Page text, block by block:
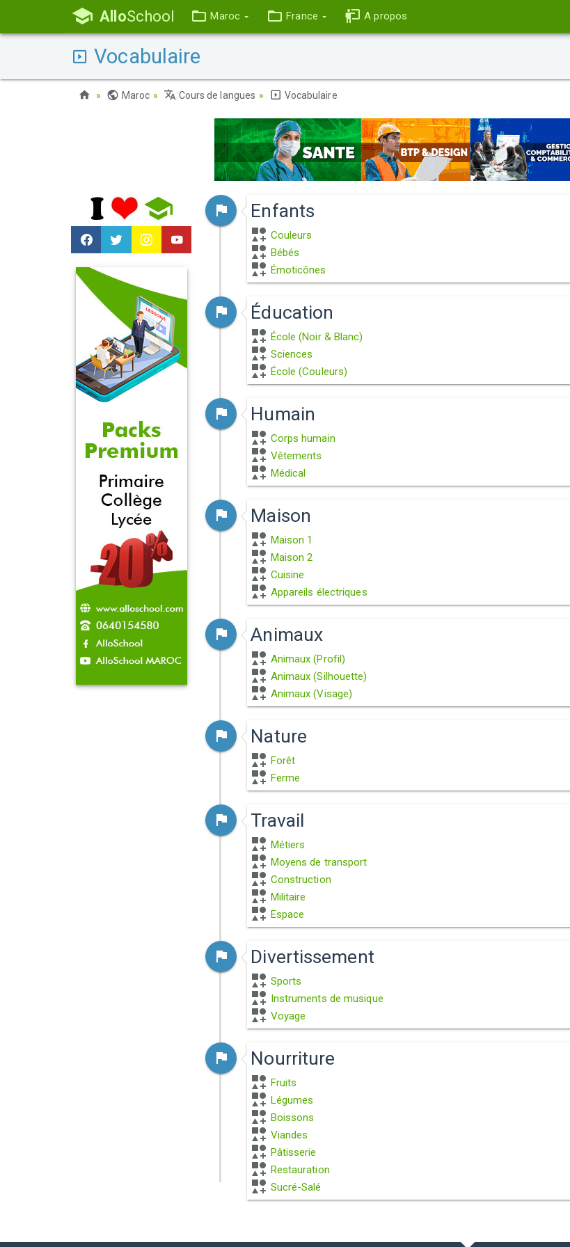
AlloSchool Maroc France A propos
Vocabulaire
Maroc Cours de langues Vocabulaire
Enfants
Couleurs
Bébés
Émoticônes
Éducation
École (Noir & Blanc)
Sciences
École (Couleurs)
Humain
Corps humain
Vêtements
Médical
Maison
Maison 1
Maison 2
Cuisine
Appareils électriques
Animaux
Animaux (Profil)
Animaux (Silhouette)
Animaux (Visage)
Nature
Forêt
Ferme
Travail
Métiers
Moyens de transport
Construction
Militaire
Espace
Divertissement
Sports
Instruments de musique
Voyage
Nourriture
Fruits
Légumes
Boissons
Viandes
Pâtisserie
Restauration
Sucré-Salé